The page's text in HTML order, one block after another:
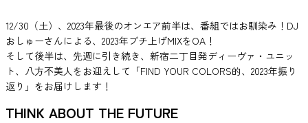
12/30（土）、2023年最後のオンエア前半は、番組ではお馴染み！DJ
おしゅーさんによる、2023年ブチ上げMIXをOA！
そして後半は、先週に引き続き、新宿二丁目発ディーヴァ・ユニッ
ト、八方不美人をお迎えして「FIND YOUR COLORS的、2023年振り
返り」をお届けします！
THINK ABOUT THE FUTURE